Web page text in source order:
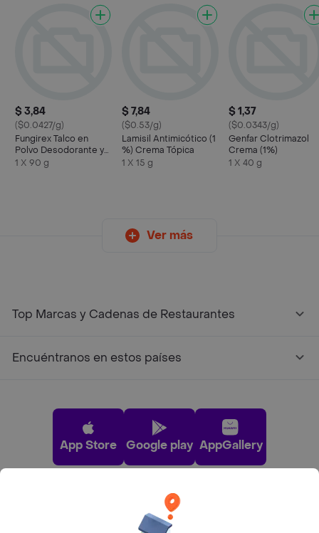
$ 3,84
($0.0427/g)
Fungirex Talco en
Polvo Desodorante y
Fungicida
1 X 90 g
$ 7,84
($0.53/g)
Lamisil Antimicótico (1
%) Crema Tópica
1 X 15 g
$ 1,37
($0.0343/g)
Genfar Clotrimazol
Crema (1%)
1 X 40 g
Ver más
Top Marcas y Cadenas de Restaurantes
Encuéntranos en estos países
App Store Google play AppGallery
Pide tu comida favorita cerca de ti